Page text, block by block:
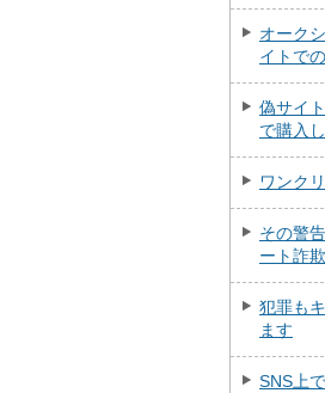
オーク
イトで
偽サイ
で購入
ワンク
その警
ート詐
犯罪も
ます
SNS上